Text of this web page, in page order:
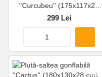
''Curcubeu'' (175x117x20
cm)
299 Lei